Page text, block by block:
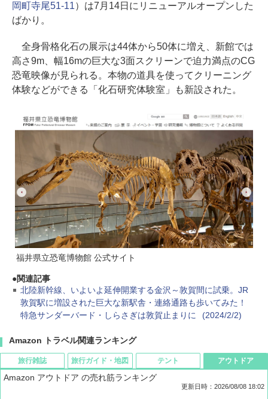
岡町寺尾51-11）は7月14日にリニューアルオープンした
ばかり。
全身骨格化石の展示は44体から50体に増え、新館では
高さ9m、幅16mの巨大な3面スクリーンで迫力満点のCG
恐竜映像が見られる。本物の道具を使ってクリーニング
体験などができる「化石研究体験室」も新設された。
福井県立恐竜博物館 公式サイト
関連記事
北陸新幹線、いよいよ延伸開業する金沢～敦賀間に試乗。JR
敦賀駅に増設された巨大な新駅舎・連絡通路も歩いてみた！
特急サンダーバード・しらさぎは敦賀止まりに
(2024/2/2)
Amazon トラベル関連ランキング
旅行雑誌 旅行ガイド・地図 テント アウトドア
Amazon アウトドア の売れ筋ランキング
更新日時：2026/08/08 18:02